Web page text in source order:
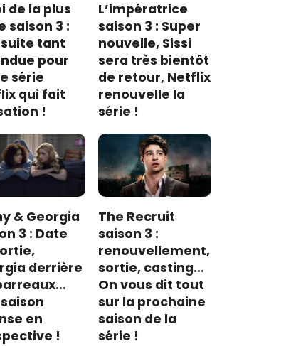
de la plus
saison 3 :
suite tant
pour
série
qui fait
!
L’impératrice
saison 3 : Super
nouvelle, Sissi
sera très bientôt
de retour, Netflix
renouvelle la
série !
& Georgia
3 : Date
derrière
en
!
The Recruit
saison 3 :
renouvellement,
sortie, casting…
On vous dit tout
sur la prochaine
saison de la
série !